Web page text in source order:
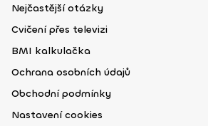
Nejčastější otázky
Cvičení přes televizi
BMI kalkulačka
Ochrana osobních údajů
Obchodní podmínky
Nastavení cookies